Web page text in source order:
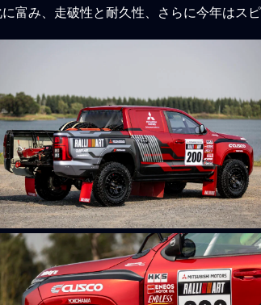
富み、走破性と耐久性、さらに今年はス